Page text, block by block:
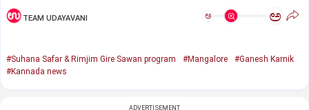
TEAM UDAYAVANI ಅ ಅ
#Suhana Safar & Rimjim Gire Sawan program #Mangalore
#Ganesh Karnik
#Kannada news
ADVERTISEMENT